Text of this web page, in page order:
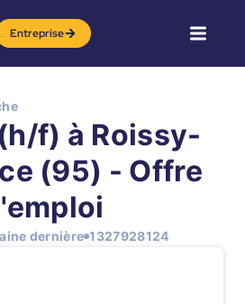
Entreprise
f) à Roissy-
(95) - Offre
dernière 1327928124